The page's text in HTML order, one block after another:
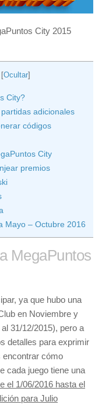
City 2015
[Ocultar]
City?
adicionales
códigos
City
premios
Mayo – Octubre 2016
MegaPuntos
ya que hubo una
en Noviembre y
31/12/2015), pero a
detalles para exprimir
encontrar cómo
cada juego tiene una
el 1/06/2016 hasta el
para Julio